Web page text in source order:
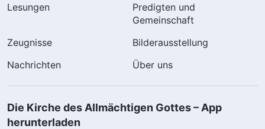
Lesungen
Predigten und
Gemeinschaft
Zeugnisse
Bilderausstellung
Nachrichten
Über uns
Die Kirche des Allmächtigen Gottes – App
herunterladen